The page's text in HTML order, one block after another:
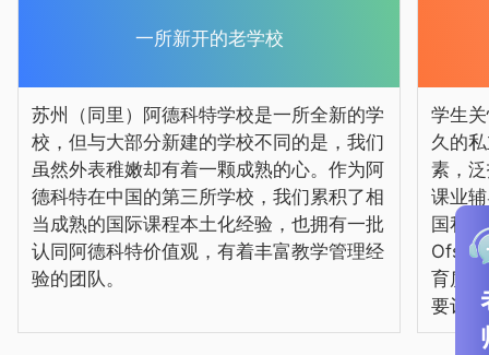
一所新开的老学校
苏州（同里）阿德科特学校是一所全新的学
校，但与大部分新建的学校不同的是，我们
虽然外表稚嫩却有着一颗成熟的心。作为阿
德科特在中国的第三所学校，我们累积了相
当成熟的国际课程本土化经验，也拥有一批
认同阿德科特价值观，有着丰富教学管理经
验的团队。
学生
久的
素，
课业
国私
育质
要评